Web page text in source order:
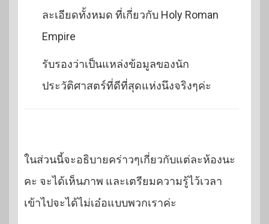
ละเอียดทั้งหมด ที่เกี่ยวกับ Holy Roman
Empire
รับรองว่าเป็นแหล่งข้อมูลของนัก
ประวัติศาสตร์ที่ดีที่สุดแห่งนึงจริงๆค่ะ
ในส่วนนี้จะอธิบายคร่าวๆเกี่ยวกับแต่ละห้องนะ
คะ จะได้เห็นภาพ และเตรียมความรู้ไว้เวลา
เข้าไปจะได้ไม่เอ๋อแบบพวกเราค่ะ